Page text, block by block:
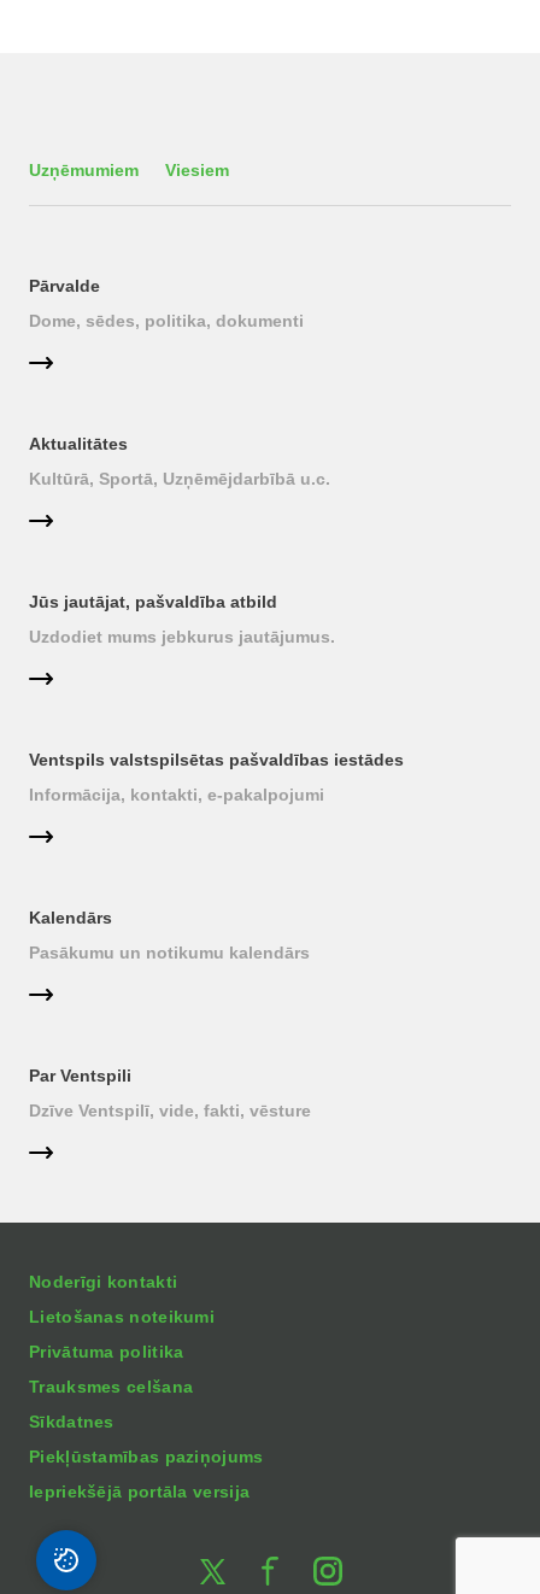
Uzņēmumiem Viesiem
Pārvalde
Dome, sēdes, politika, dokumenti
Aktualitātes
Kultūrā, Sportā, Uzņēmējdarbībā u.c.
Jūs jautājat, pašvaldība atbild
Uzdodiet mums jebkurus jautājumus.
Ventspils valstspilsētas pašvaldības iestādes
Informācija, kontakti, e-pakalpojumi
Kalendārs
Pasākumu un notikumu kalendārs
Par Ventspili
Dzīve Ventspilī, vide, fakti, vēsture
Noderīgi kontakti
Lietošanas noteikumi
Privātuma politika
Trauksmes celšana
Sīkdatnes
Piekļūstamības paziņojums
Iepriekšējā portāla versija